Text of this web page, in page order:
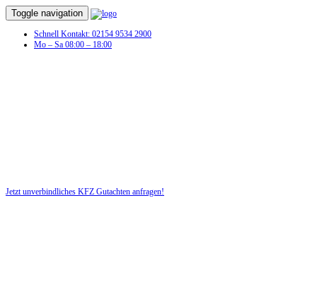
Toggle navigation
Schnell Kontakt: 02154 9534 2900
Mo – Sa 08:00 – 18:00
Jetzt unverbindliches KFZ Gutachten anfragen!